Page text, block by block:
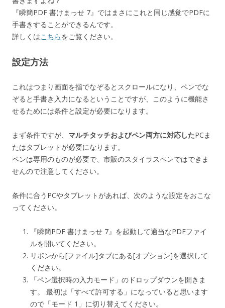
『瞬簡PDF 書けまっせ 7』ではまさにこれと同じ感覚でPDFに
手書きすることができるんです。
詳しくはこちらをご覧ください。
設定方法
これはつまり画面を指でなぞるとスクロールになり、ペンでな
ぞると手書き入力になるということですが、このように機能さ
せるためには条件と設定が必要になります。
まず条件ですが、 マルチタッチおよびペン両方に対応したPCま
たはタブレットが必要になります。
ペンは専用のものが必要で、市販のスタイラスペンではできま
せんので注意してください。
条件に合うPCやタブレットがあれば、次のような設定をおこな
ってください。
『瞬簡PDF 書けまっせ 7』を起動して適当なPDFファイ
ルを開いてください。
リボンから[ファイル]タブにある[オプション]を選択して
ください。
「ペン選択時の入力モード」のドロップダウンを開きま
す。 最初は「すべて許可する」になっていると思います
ので「モード 1」に切り替えてください。